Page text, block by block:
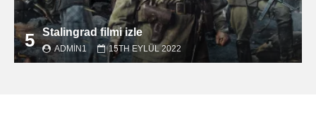
5 Stalingrad filmi izle
ADMIN1 15TH EYLÜL 2022